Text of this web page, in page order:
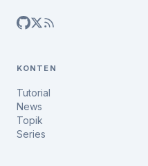
KONTEN
Tutorial
News
Topik
Series